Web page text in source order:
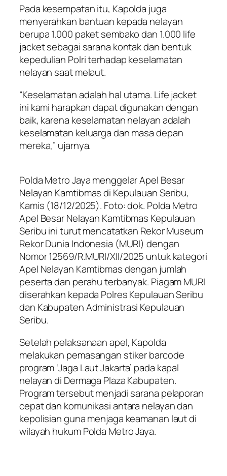
Pada kesempatan itu, Kapolda juga
menyerahkan bantuan kepada nelayan
berupa 1.000 paket sembako dan 1.000 life
jacket sebagai sarana kontak dan bentuk
kepedulian Polri terhadap keselamatan
nelayan saat melaut.
“Keselamatan adalah hal utama. Life jacket
ini kami harapkan dapat digunakan dengan
baik, karena keselamatan nelayan adalah
keselamatan keluarga dan masa depan
mereka,” ujarnya.
Polda Metro Jaya menggelar Apel Besar
Nelayan Kamtibmas di Kepulauan Seribu,
Kamis (18/12/2025). Foto: dok. Polda Metro
Apel Besar Nelayan Kamtibmas Kepulauan
Seribu ini turut mencatatkan Rekor Museum
Rekor Dunia Indonesia (MURI) dengan
Nomor 12569/R.MURI/XII/2025 untuk kategori
Apel Nelayan Kamtibmas dengan jumlah
peserta dan perahu terbanyak. Piagam MURI
diserahkan kepada Polres Kepulauan Seribu
dan Kabupaten Administrasi Kepulauan
Seribu.
Setelah pelaksanaan apel, Kapolda
melakukan pemasangan stiker barcode
program ‘Jaga Laut Jakarta’ pada kapal
nelayan di Dermaga Plaza Kabupaten.
Program tersebut menjadi sarana pelaporan
cepat dan komunikasi antara nelayan dan
kepolisian guna menjaga keamanan laut di
wilayah hukum Polda Metro Jaya.